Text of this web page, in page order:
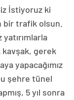
İstiyoruz ki
bir trafik olsun.
yatırımlarla
gerek
yapacağımız
şehre tünel
5 yıl sonra